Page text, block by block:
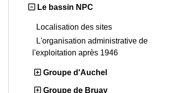
Le bassin NPC
Localisation des sites
L'organisation administrative de
l'exploitation après 1946
Groupe d'Auchel
Groupe de Bruay